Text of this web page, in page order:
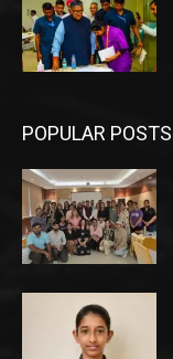
POPULAR POSTS